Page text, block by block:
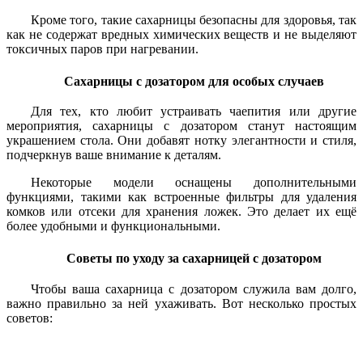
Кроме того, такие сахарницы безопасны для здоровья, так
как не содержат вредных химических веществ и не выделяют
токсичных паров при нагревании.
Сахарницы с дозатором для особых случаев
Для тех, кто любит устраивать чаепития или другие
мероприятия, сахарницы с дозатором станут настоящим
украшением стола. Они добавят нотку элегантности и стиля,
подчеркнув ваше внимание к деталям.
Некоторые модели оснащены дополнительными
функциями, такими как встроенные фильтры для удаления
комков или отсеки для хранения ложек. Это делает их ещё
более удобными и функциональными.
Советы по уходу за сахарницей с дозатором
Чтобы ваша сахарница с дозатором служила вам долго,
важно правильно за ней ухаживать. Вот несколько простых
советов: